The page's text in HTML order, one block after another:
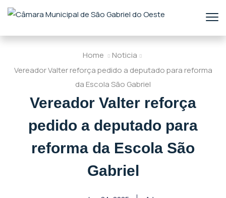
Home
Noticia
Vereador Valter reforça pedido a deputado para reforma
da Escola São Gabriel
Vereador Valter reforça
pedido a deputado para
reforma da Escola São
Gabriel